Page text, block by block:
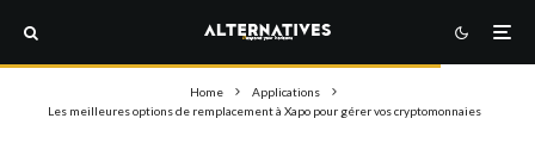
Home
Applications
Les meilleures options de remplacement à Xapo pour gérer vos cryptomonnaies